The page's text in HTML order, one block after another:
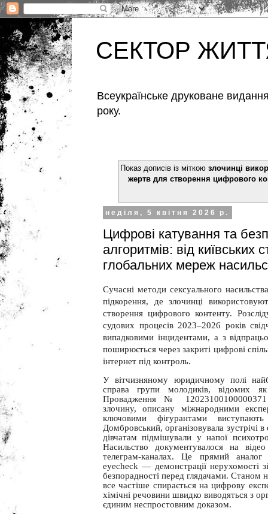
СЕКТОР
Всеукраїнське друковане
року.
Показ дописів із міткоюзлочинці
жертв для створення цифрового
неділя, 5 квітня 2026 р.
Цифрові катування та
алгоритмів: від київських
глобальних мереж
Сучасні методи сексуального
підкорення, де злочинці
створення цифрового контенту.
судових процесів 2023–2026 років
випадковими інцидентами, а з
поширюється через закриті цифрові
інтернет під контроль.
У вітчизняному юридичному полі
справа групи молодиків, відомих як
Провадження №
злочину, описану міжнародними
ключовими фігурантами
Домбровський, організовувала зустрічі
дівчатам підмішували у напої
Насильство документувалося на
телеграм-каналах. Це прямий
eyecheck — демонстрації нерухомості
безпорадності перед глядачами. Станом
все частіше спирається на цифрову
хімічні речовини швидко виводяться з
єдиним неспростовним доказом.